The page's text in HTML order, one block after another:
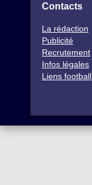
Contacts
La rédaction
Publicité
Recrutement
Infos légales
Liens football